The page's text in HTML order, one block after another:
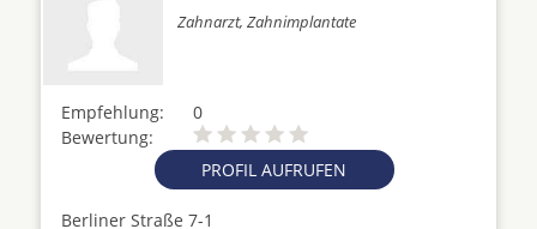
Zahnarzt, Zahnimplantate
Empfehlung:
0
Bewertung:
PROFIL AUFRUFEN
Berliner Straße 7-1